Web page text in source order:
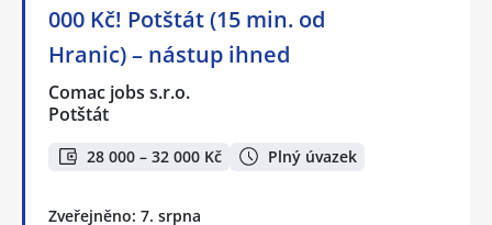
000 Kč! Potštát (15 min. od
Hranic) – nástup ihned
Comac jobs s.r.o.
Potštát
28 000 – 32 000 Kč Plný úvazek
Zveřejněno: 7. srpna